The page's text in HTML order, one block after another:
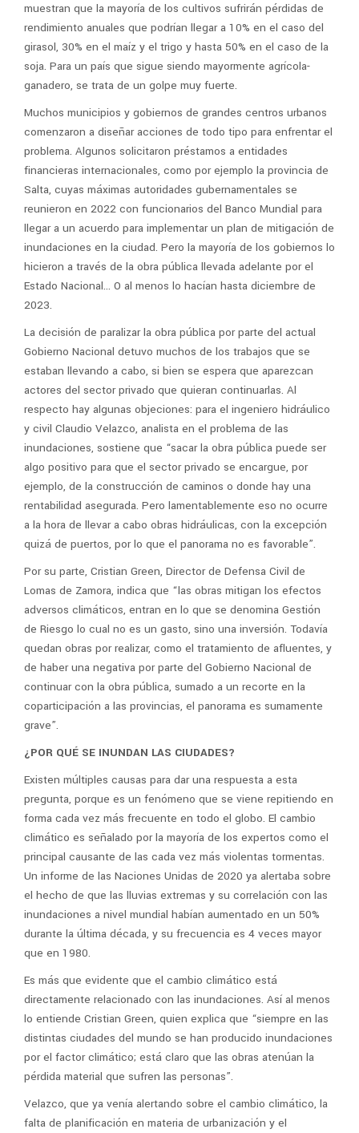
muestran que la mayoría de los cultivos sufrirán pérdidas de
rendimiento anuales que podrían llegar a 10% en el caso del
girasol, 30% en el maíz y el trigo y hasta 50% en el caso de la
soja. Para un país que sigue siendo mayormente agrícola-
ganadero, se trata de un golpe muy fuerte.
Muchos municipios y gobiernos de grandes centros urbanos
comenzaron a diseñar acciones de todo tipo para enfrentar el
problema. Algunos solicitaron préstamos a entidades
financieras internacionales, como por ejemplo la provincia de
Salta, cuyas máximas autoridades gubernamentales se
reunieron en 2022 con funcionarios del Banco Mundial para
llegar a un acuerdo para implementar un plan de mitigación de
inundaciones en la ciudad. Pero la mayoría de los gobiernos lo
hicieron a través de la obra pública llevada adelante por el
Estado Nacional… O al menos lo hacían hasta diciembre de
2023.
La decisión de paralizar la obra pública por parte del actual
Gobierno Nacional detuvo muchos de los trabajos que se
estaban llevando a cabo, si bien se espera que aparezcan
actores del sector privado que quieran continuarlas. Al
respecto hay algunas objeciones: para el ingeniero hidráulico
y civil Claudio Velazco, analista en el problema de las
inundaciones, sostiene que “sacar la obra pública puede ser
algo positivo para que el sector privado se encargue, por
ejemplo, de la construcción de caminos o donde hay una
rentabilidad asegurada. Pero lamentablemente eso no ocurre
a la hora de llevar a cabo obras hidráulicas, con la excepción
quizá de puertos, por lo que el panorama no es favorable”.
Por su parte, Cristian Green, Director de Defensa Civil de
Lomas de Zamora, indica que “las obras mitigan los efectos
adversos climáticos, entran en lo que se denomina Gestión
de Riesgo lo cual no es un gasto, sino una inversión. Todavía
quedan obras por realizar, como el tratamiento de afluentes, y
de haber una negativa por parte del Gobierno Nacional de
continuar con la obra pública, sumado a un recorte en la
coparticipación a las provincias, el panorama es sumamente
grave”.
¿POR QUÉ SE INUNDAN LAS CIUDADES?
Existen múltiples causas para dar una respuesta a esta
pregunta, porque es un fenómeno que se viene repitiendo en
forma cada vez más frecuente en todo el globo. El cambio
climático es señalado por la mayoría de los expertos como el
principal causante de las cada vez más violentas tormentas.
Un informe de las Naciones Unidas de 2020 ya alertaba sobre
el hecho de que las lluvias extremas y su correlación con las
inundaciones a nivel mundial habían aumentado en un 50%
durante la última década, y su frecuencia es 4 veces mayor
que en 1980.
Es más que evidente que el cambio climático está
directamente relacionado con las inundaciones. Así al menos
lo entiende Cristian Green, quien explica que “siempre en las
distintas ciudades del mundo se han producido inundaciones
por el factor climático; está claro que las obras atenúan la
pérdida material que sufren las personas”.
Velazco, que ya venía alertando sobre el cambio climático, la
falta de planificación en materia de urbanización y el